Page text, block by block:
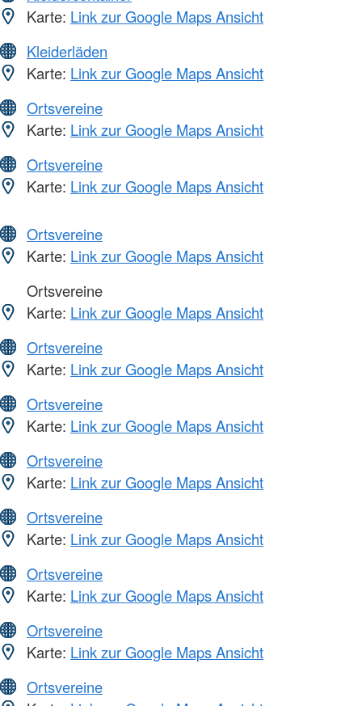
Karte: Link zur Google Maps Ansicht
Kleiderläden
Karte: Link zur Google Maps Ansicht
Ortsvereine
Karte: Link zur Google Maps Ansicht
Ortsvereine
Karte: Link zur Google Maps Ansicht
Ortsvereine
Karte: Link zur Google Maps Ansicht
Ortsvereine
Karte: Link zur Google Maps Ansicht
Ortsvereine
Karte: Link zur Google Maps Ansicht
Ortsvereine
Karte: Link zur Google Maps Ansicht
Ortsvereine
Karte: Link zur Google Maps Ansicht
Ortsvereine
Karte: Link zur Google Maps Ansicht
Ortsvereine
Karte: Link zur Google Maps Ansicht
Ortsvereine
Karte: Link zur Google Maps Ansicht
Ortsvereine